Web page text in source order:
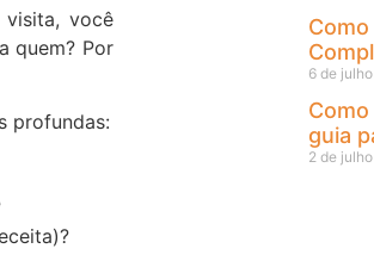
você
quem? Por
profundas:
6 de
guia
2 de